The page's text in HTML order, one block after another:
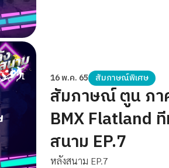
16 พ.ค. 65 สัมภาษณ์พิเศษ
สัมภาษณ์ ตูน ภา
BMX Flatland
สนาม EP.7
หลังสนาม EP.7